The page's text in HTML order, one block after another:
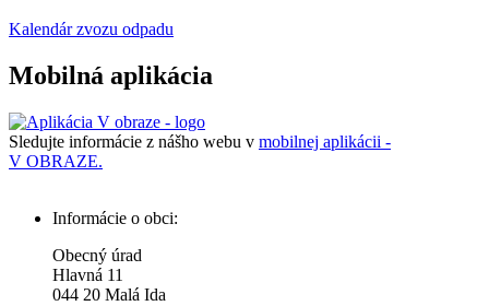
Kalendár zvozu odpadu
Mobilná aplikácia
Sledujte informácie z nášho webu v mobilnej aplikácii -
V OBRAZE.
Informácie o obci:
Obecný úrad
Hlavná 11
044 20 Malá Ida